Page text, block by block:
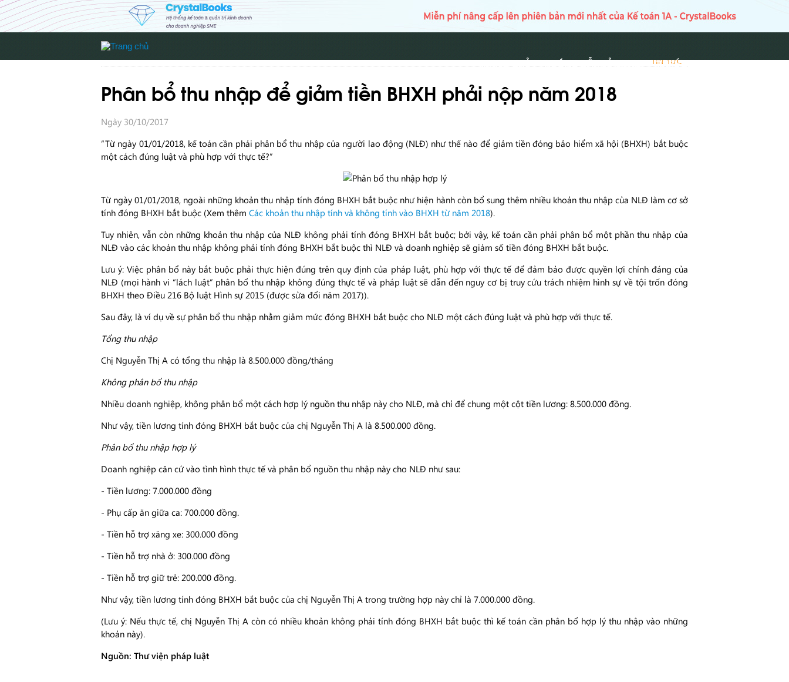
TRANG CHỦ HƯỚNG DẪN SỬ DỤNG TIN TỨC
TIN TỨC
Phân bổ thu nhập để giảm tiền BHXH phải nộp năm 2018
Ngày 30/10/2017
“Từ ngày 01/01/2018, kế toán cần phải phân bổ thu nhập của người lao động (NLĐ) như thế nào để giảm tiền đóng bảo hiểm xã hội (BHXH) bắt buộc
một cách đúng luật và phù hợp với thực tế?”
Từ ngày 01/01/2018, ngoài những khoản thu nhập tính đóng BHXH bắt buộc như hiện hành còn bổ sung thêm nhiều khoản thu nhập của NLĐ làm cơ sở
tính đóng BHXH bắt buộc (Xem thêm Các khoản thu nhập tính và không tính vào BHXH từ năm 2018).
Tuy nhiên, vẫn còn những khoản thu nhập của NLĐ không phải tính đóng BHXH bắt buộc; bởi vậy, kế toán cần phải phân bổ một phần thu nhập của
NLĐ vào các khoản thu nhập không phải tính đóng BHXH bắt buộc thì NLĐ và doanh nghiệp sẽ giảm số tiền đóng BHXH bắt buộc.
Lưu ý: Việc phân bổ này bắt buộc phải thực hiện đúng trên quy định của pháp luật, phù hợp với thực tế để đảm bảo được quyền lợi chính đáng của
NLĐ (mọi hành vi “lách luật” phân bổ thu nhập không đúng thực tế và pháp luật sẽ dẫn đến nguy cơ bị truy cứu trách nhiệm hình sự về tội trốn đóng
BHXH theo Điều 216 Bộ luật Hình sự 2015 (được sửa đổi năm 2017)).
Sau đây, là ví dụ về sự phân bổ thu nhập nhằm giảm mức đóng BHXH bắt buộc cho NLĐ một cách đúng luật và phù hợp với thực tế.
Tổng thu nhập
Chị Nguyễn Thị A có tổng thu nhập là 8.500.000 đồng/tháng
Không phân bổ thu nhập
Nhiều doanh nghiệp, không phân bổ một cách hợp lý nguồn thu nhập này cho NLĐ, mà chỉ để chung một cột tiền lương: 8.500.000 đồng.
Như vậy, tiền lương tính đóng BHXH bắt buộc của chị Nguyễn Thị A là 8.500.000 đồng.
Phân bổ thu nhập hợp lý
Doanh nghiệp căn cứ vào tình hình thực tế và phân bổ nguồn thu nhập này cho NLĐ như sau:
- Tiền lương: 7.000.000 đồng
- Phụ cấp ăn giữa ca: 700.000 đồng.
- Tiền hỗ trợ xăng xe: 300.000 đồng
- Tiền hỗ trợ nhà ở: 300.000 đồng
- Tiền hỗ trợ giữ trẻ: 200.000 đồng.
Như vậy, tiền lương tính đóng BHXH bắt buộc của chị Nguyễn Thị A trong trường hợp này chỉ là 7.000.000 đồng.
(Lưu ý: Nếu thực tế, chị Nguyễn Thị A còn có nhiều khoản không phải tính đóng BHXH bắt buộc thì kế toán cần phân bổ hợp lý thu nhập vào những
khoản này).
Nguồn: Thư viện pháp luật